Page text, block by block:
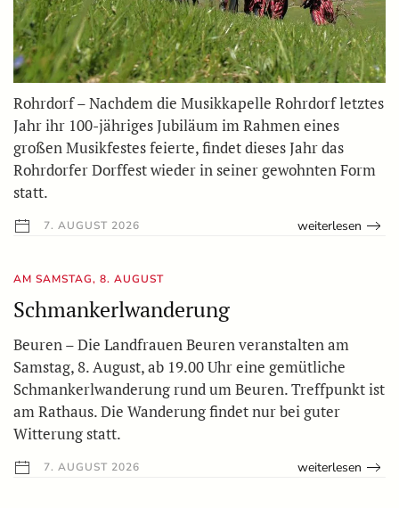
Rohrdorf – Nachdem die Musikkapelle Rohrdorf letztes
Jahr ihr 100-jähriges Jubiläum im Rahmen eines
großen Musikfestes feierte, findet dieses Jahr das
Rohrdorfer Dorffest wieder in seiner gewohnten Form
statt.
7. AUGUST 2026 weiterlesen
AM SAMSTAG, 8. AUGUST
Schmankerlwanderung
Beuren – Die Landfrauen Beuren veranstalten am
Samstag, 8. August, ab 19.00 Uhr eine gemütliche
Schmankerlwanderung rund um Beuren. Treffpunkt ist
am Rathaus. Die Wanderung findet nur bei guter
Witterung statt.
7. AUGUST 2026 weiterlesen